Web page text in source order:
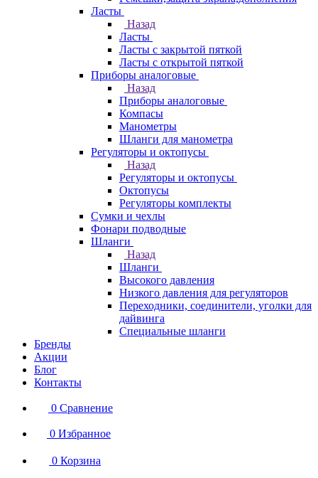
Ласты
Назад
Ласты
Ласты с закрытой пяткой
Ласты с открытой пяткой
Приборы аналоговые
Назад
Приборы аналоговые
Компасы
Манометры
Шланги для манометра
Регуляторы и октопусы
Назад
Регуляторы и октопусы
Октопусы
Регуляторы комплекты
Сумки и чехлы
Фонари подводные
Шланги
Назад
Шланги
Высокого давления
Низкого давления для регуляторов
Переходники, соединители, уголки для
дайвинга
Специальные шланги
Бренды
Акции
Блог
Контакты
0 Сравнение
0 Избранное
0 Корзина